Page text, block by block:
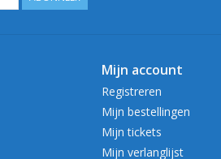
Mijn account
Registreren
Mijn bestellingen
Mijn tickets
Mijn verlanglijst